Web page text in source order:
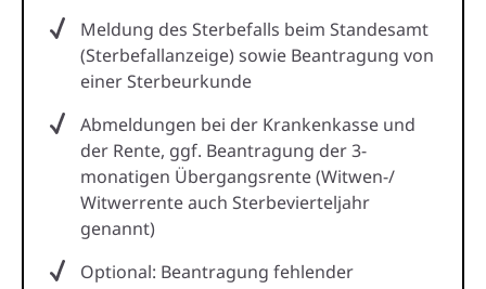
Meldung des Sterbefalls beim Standesamt
(Sterbefallanzeige) sowie Beantragung von
einer Sterbeurkunde
Abmeldungen bei der Krankenkasse und
der Rente, ggf. Beantragung der 3-
monatigen Übergangsrente (Witwen-/
Witwerrente auch Sterbevierteljahr
genannt)
Optional: Beantragung fehlender